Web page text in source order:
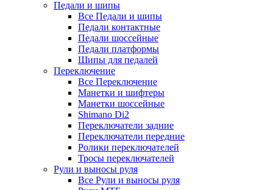
Педали и шипы
Все Педали и шипы
Педали контактные
Педали шоссейные
Педали платформы
Шипы для педалей
Переключение
Все Переключение
Манетки и шифтеры
Манетки шоссейные
Shimano Di2
Переключатели задние
Переключатели передние
Ролики переключателей
Тросы переключателей
Рули и выносы руля
Все Рули и выносы руля